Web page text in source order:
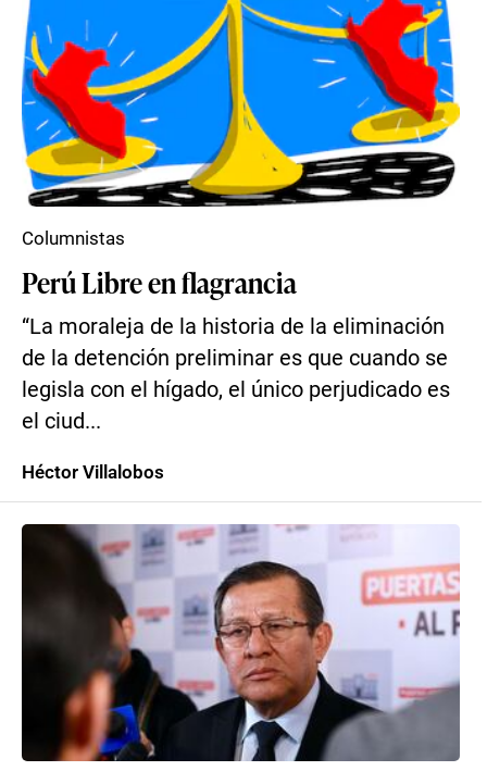
Perú Libre en flagrancia
“La moraleja de la historia de la eliminación
de la detención preliminar es que cuando se
legisla con el hígado, el único perjudicado es
el ciud...
Columnistas
Héctor Villalobos